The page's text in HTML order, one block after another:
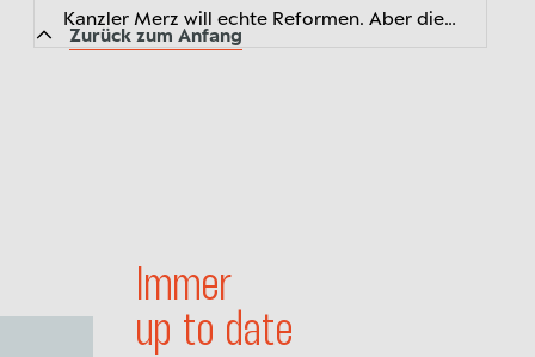
Kanzler Merz will echte Reformen. Aber die
SPD muss zustimmen. Vizekanzler Klingbeil
Immer
up to date
Zurück zum Anfang